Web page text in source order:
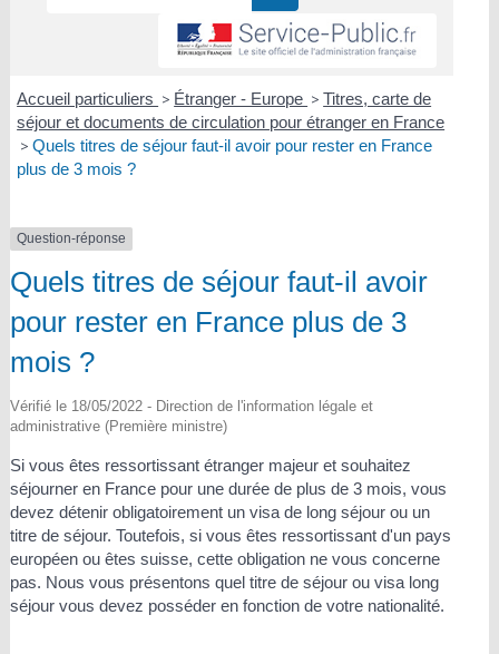
Accueil particuliers > Étranger - Europe > Titres, carte de
séjour et documents de circulation pour étranger en France
> Quels titres de séjour faut-il avoir pour rester en France
plus de 3 mois ?
Question-réponse
Quels titres de séjour faut-il avoir
pour rester en France plus de 3
mois ?
Vérifié le 18/05/2022 - Direction de l'information légale et
administrative (Première ministre)
Si vous êtes ressortissant étranger majeur et souhaitez
séjourner en France pour une durée de plus de 3 mois, vous
devez détenir obligatoirement un visa de long séjour ou un
titre de séjour. Toutefois, si vous êtes ressortissant d'un pays
européen ou êtes suisse, cette obligation ne vous concerne
pas. Nous vous présentons quel titre de séjour ou visa long
séjour vous devez posséder en fonction de votre nationalité.